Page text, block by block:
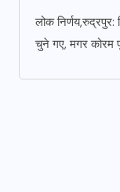
लोक
चुने गए, मगर कोरम